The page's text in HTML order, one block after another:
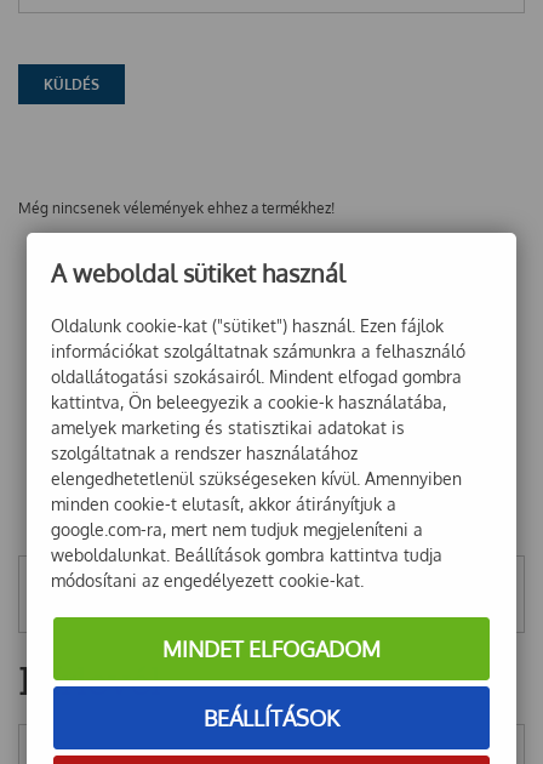
Még nincsenek vélemények ehhez a termékhez!
Mentett szűrők
Hírlevél
A weboldal sütiket használ
Oldalunk cookie-kat ("sütiket") használ. Ezen fájlok
információkat szolgáltatnak számunkra a felhasználó
oldallátogatási szokásairól. Mindent elfogad gombra
kattintva, Ön beleegyezik a cookie-k használatába,
amelyek marketing és statisztikai adatokat is
szolgáltatnak a rendszer használatához
elengedhetetlenül szükségeseken kívül. Amennyiben
minden cookie-t elutasít, akkor átirányítjuk a
google.com-ra, mert nem tudjuk megjeleníteni a
weboldalunkat. Beállítások gombra kattintva tudja
módosítani az engedélyezett cookie-kat.
MINDET ELFOGADOM
BEÁLLÍTÁSOK